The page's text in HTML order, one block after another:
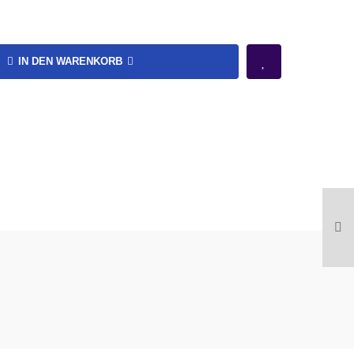
IN DEN WARENKORB